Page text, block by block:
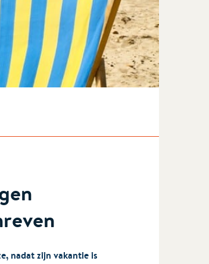
nadat zijn vakantie is